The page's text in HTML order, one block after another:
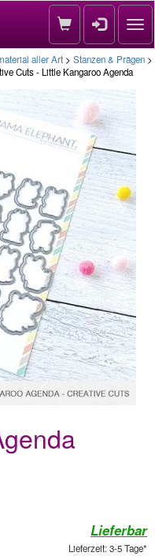
aller Art > Stanzen & Prägen >
Cuts - Little Kangaroo Agenda
Lieferbar
Lieferzeit: 3-5 Tage*